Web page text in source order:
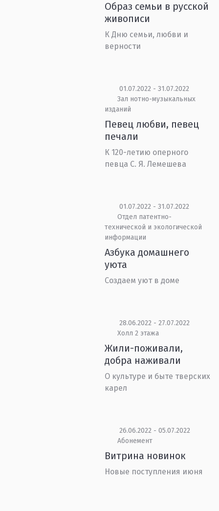
Образ семьи в русской
живописи
К Дню семьи, любви и
верности
01.07.2022 - 31.07.2022
Зал нотно-музыкальных
изданий
Певец любви, певец
печали
К 120-летию оперного
певца С. Я. Лемешева
01.07.2022 - 31.07.2022
Отдел патентно-
технической и экологической
информации
Азбука домашнего
уюта
Создаем уют в доме
28.06.2022 - 27.07.2022
Холл 2 этажа
Жили-поживали,
добра наживали
О культуре и быте тверских
карел
26.06.2022 - 05.07.2022
Абонемент
Витрина новинок
Новые поступления июня